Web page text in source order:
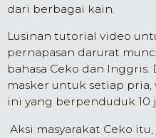
dari berbagai kain.
Lusinan tutorial video
pernapasan darurat
bahasa Ceko dan
masker untuk setiap
ini yang berpenduduk 10
Aksi masyarakat Ceko